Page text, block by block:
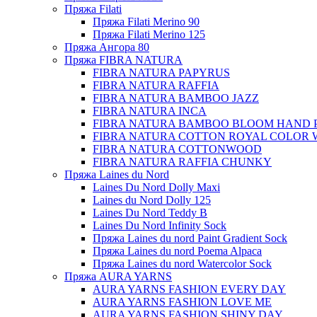
Пряжа Filati
Пряжа Filati Merino 90
Пряжа Filati Merino 125
Пряжа Ангора 80
Пряжа FIBRA NATURA
FIBRA NATURA PAPYRUS
FIBRA NATURA RAFFIA
FIBRA NATURA BAMBOO JAZZ
FIBRA NATURA INCA
FIBRA NATURA BAMBOO BLOOM HAND
FIBRA NATURA COTTON ROYAL COLOR
FIBRA NATURA COTTONWOOD
FIBRA NATURA RAFFIA CHUNKY
Пряжа Laines du Nord
Laines Du Nord Dolly Maxi
Laines du Nord Dolly 125
Laines Du Nord Teddy B
Laines Du Nord Infinity Sock
Пряжа Laines du nord Paint Gradient Sock
Пряжа Laines du nord Poema Alpaca
Пряжа Laines du nord Watercolor Sock
Пряжа AURA YARNS
AURA YARNS FASHION EVERY DAY
AURA YARNS FASHION LOVE ME
AURA YARNS FASHION SHINY DAY